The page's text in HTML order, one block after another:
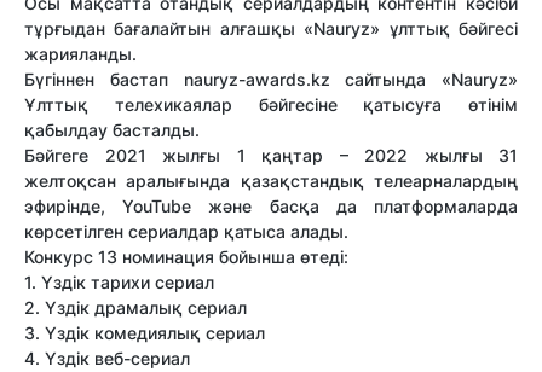
тұрғыдан бағалайтын алғашқы «Nauryz» ұлттық бәйгесі
жарияланды.
Бүгіннен бастап nauryz-awards.kz сайтында «Nauryz»
Ұлттық телехикаялар бәйгесіне қатысуға өтінім
қабылдау басталды.
Бәйгеге 2021 жылғы 1 қаңтар – 2022 жылғы 31
желтоқсан аралығында қазақстандық телеарналардың
эфирінде, YouTube және басқа да платформаларда
көрсетілген сериалдар қатыса алады.
Конкурс 13 номинация бойынша өтеді:
1. Үздік тарихи сериал
2. Үздік драмалық сериал
3. Үздік комедиялық сериал
4. Үздік веб-сериал